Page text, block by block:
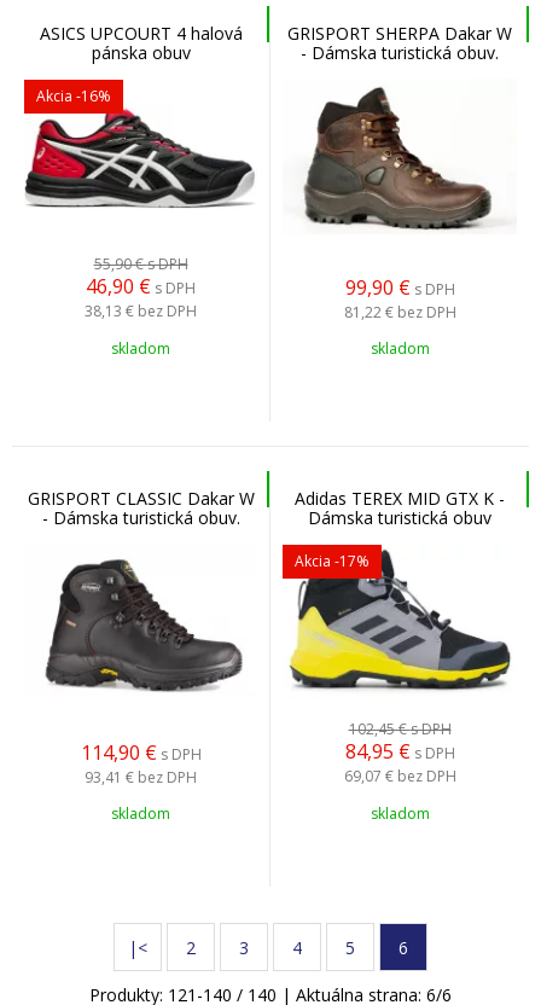
ASICS UPCOURT 4 halová
pánska obuv
Akcia -16%
55,90 €s DPH
46,90 € s DPH
38,13 € bez DPH
skladom
GRISPORT SHERPA Dakar W
- Dámska turistická obuv.
99,90 € s DPH
81,22 € bez DPH
skladom
GRISPORT CLASSIC Dakar W
- Dámska turistická obuv.
114,90 € s DPH
93,41 € bez DPH
skladom
Adidas TEREX MID GTX K -
Dámska turistická obuv
Akcia -17%
102,45 €s DPH
84,95 € s DPH
69,07 € bez DPH
skladom
|< 2 3 4 5 6
Produkty: 121 -140 / 140 | Aktuálna strana: 6/6